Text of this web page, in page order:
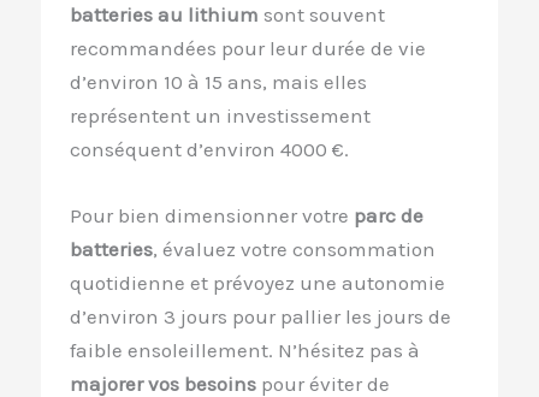
batteries au lithium sont souvent
recommandées pour leur durée de vie
d’environ 10 à 15 ans, mais elles
représentent un investissement
conséquent d’environ 4000 €.
Pour bien dimensionner votre parc de
batteries, évaluez votre consommation
quotidienne et prévoyez une autonomie
d’environ 3 jours pour pallier les jours de
faible ensoleillement. N’hésitez pas à
majorer vos besoins pour éviter de